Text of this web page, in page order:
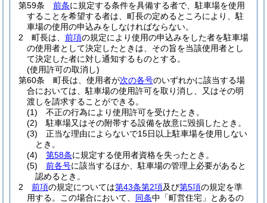
第59条
前条に規定する条件を具備する者で、駐車場を使用
することを希望する者は、町長の定めるところにより、駐
車場の使用の申込みをしなければならない。
2
町長は、 前項の規定により使用の申込みをした者を駐車場
の使用者として決定したときは、その旨を当該使用者とし
て決定した者に対し通知するものとする。
(使用許可の取消し)
第60条
町長は、使用者が次の各号のいずれかに該当する場
合においては、駐車場の使用許可を取り消し、又はその明
渡しを請求することができる。
(1)
不正の行為により使用許可を受けたとき。
(2)
駐車場又はその附帯する設備を故意に毀損したとき。
(3)
正当な理由によらないで15日以上駐車場を使用しない
とき。
(4)
第58条に規定する使用者資格を失ったとき。
(5)
前各号に該当するほか、駐車場の管理上必要があると
認めるとき。
2
前項の規定については第43条第2項及び第5項の規定を準
用する。
この場合において、 同条中「町営住宅」とあるの